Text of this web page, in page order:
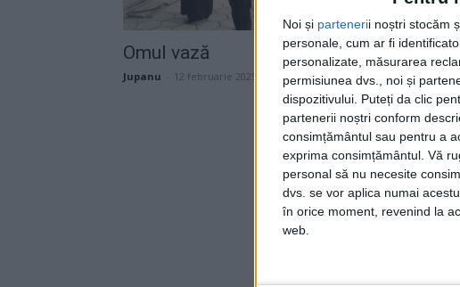
Noi și partenerii noștri stocăm
personale, cum ar fi
personalizate, măsurarea
permisiunea dvs., noi și
dispozitivului. Puteți da clic
partenerii noștri conform
consimțământul sau pentru a
exprima consimțământul. Vă
personal să nu necesite
dvs. se vor aplica numai
în orice moment, revenind la
web.
Omul vază
Jupanu 12 februarie 2025